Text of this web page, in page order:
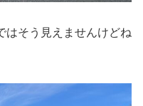
はそう見えませんけどね